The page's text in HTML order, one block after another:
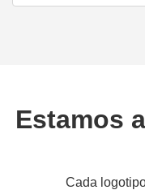
Estamos
Cada